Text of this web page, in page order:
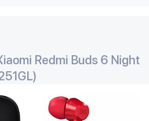
Redmi Buds 6 Night